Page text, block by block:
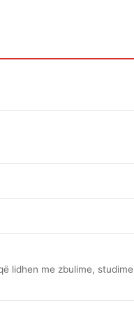
lidhen me zbulime,